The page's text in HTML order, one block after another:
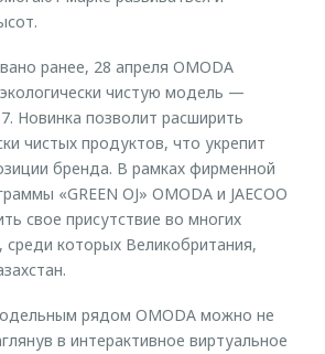
ранее, 28 апреля OMODA
чистую модель —
Новинка позволит расширить
чистых продуктов, что укрепит
бренда. В рамках фирменной
«GREEN OJ» OMODA и JAECOO
свое присутствие во многих
среди которых Великобритания,
рядом OMODA можно не
в интерактивное виртуальное